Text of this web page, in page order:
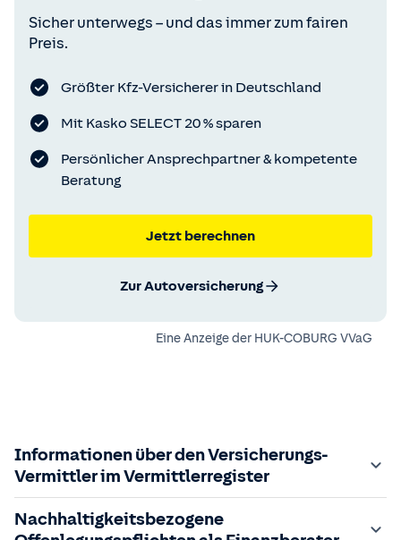
Sicher unterwegs – und das immer zum fairen
Preis.
Größter Kfz-Versicherer in Deutschland
Mit Kasko SELECT 20 % sparen
Persönlicher Ansprechpartner & kompetente
Beratung
Jetzt berechnen
Zur Autoversicherung
Eine Anzeige der HUK-COBURG VVaG
Informationen über den Versicherungs-
Vermittler im Vermittlerregister
Zuständige Aufsichtsbehörde:
Nachhaltigkeitsbezogene